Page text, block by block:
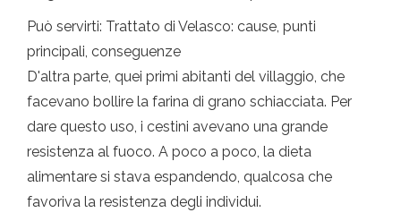
Può servirti: Trattato di Velasco: cause, punti
principali, conseguenze
D'altra parte, quei primi abitanti del villaggio, che
facevano bollire la farina di grano schiacciata. Per
dare questo uso, i cestini avevano una grande
resistenza al fuoco. A poco a poco, la dieta
alimentare si stava espandendo, qualcosa che
favoriva la resistenza degli individui.